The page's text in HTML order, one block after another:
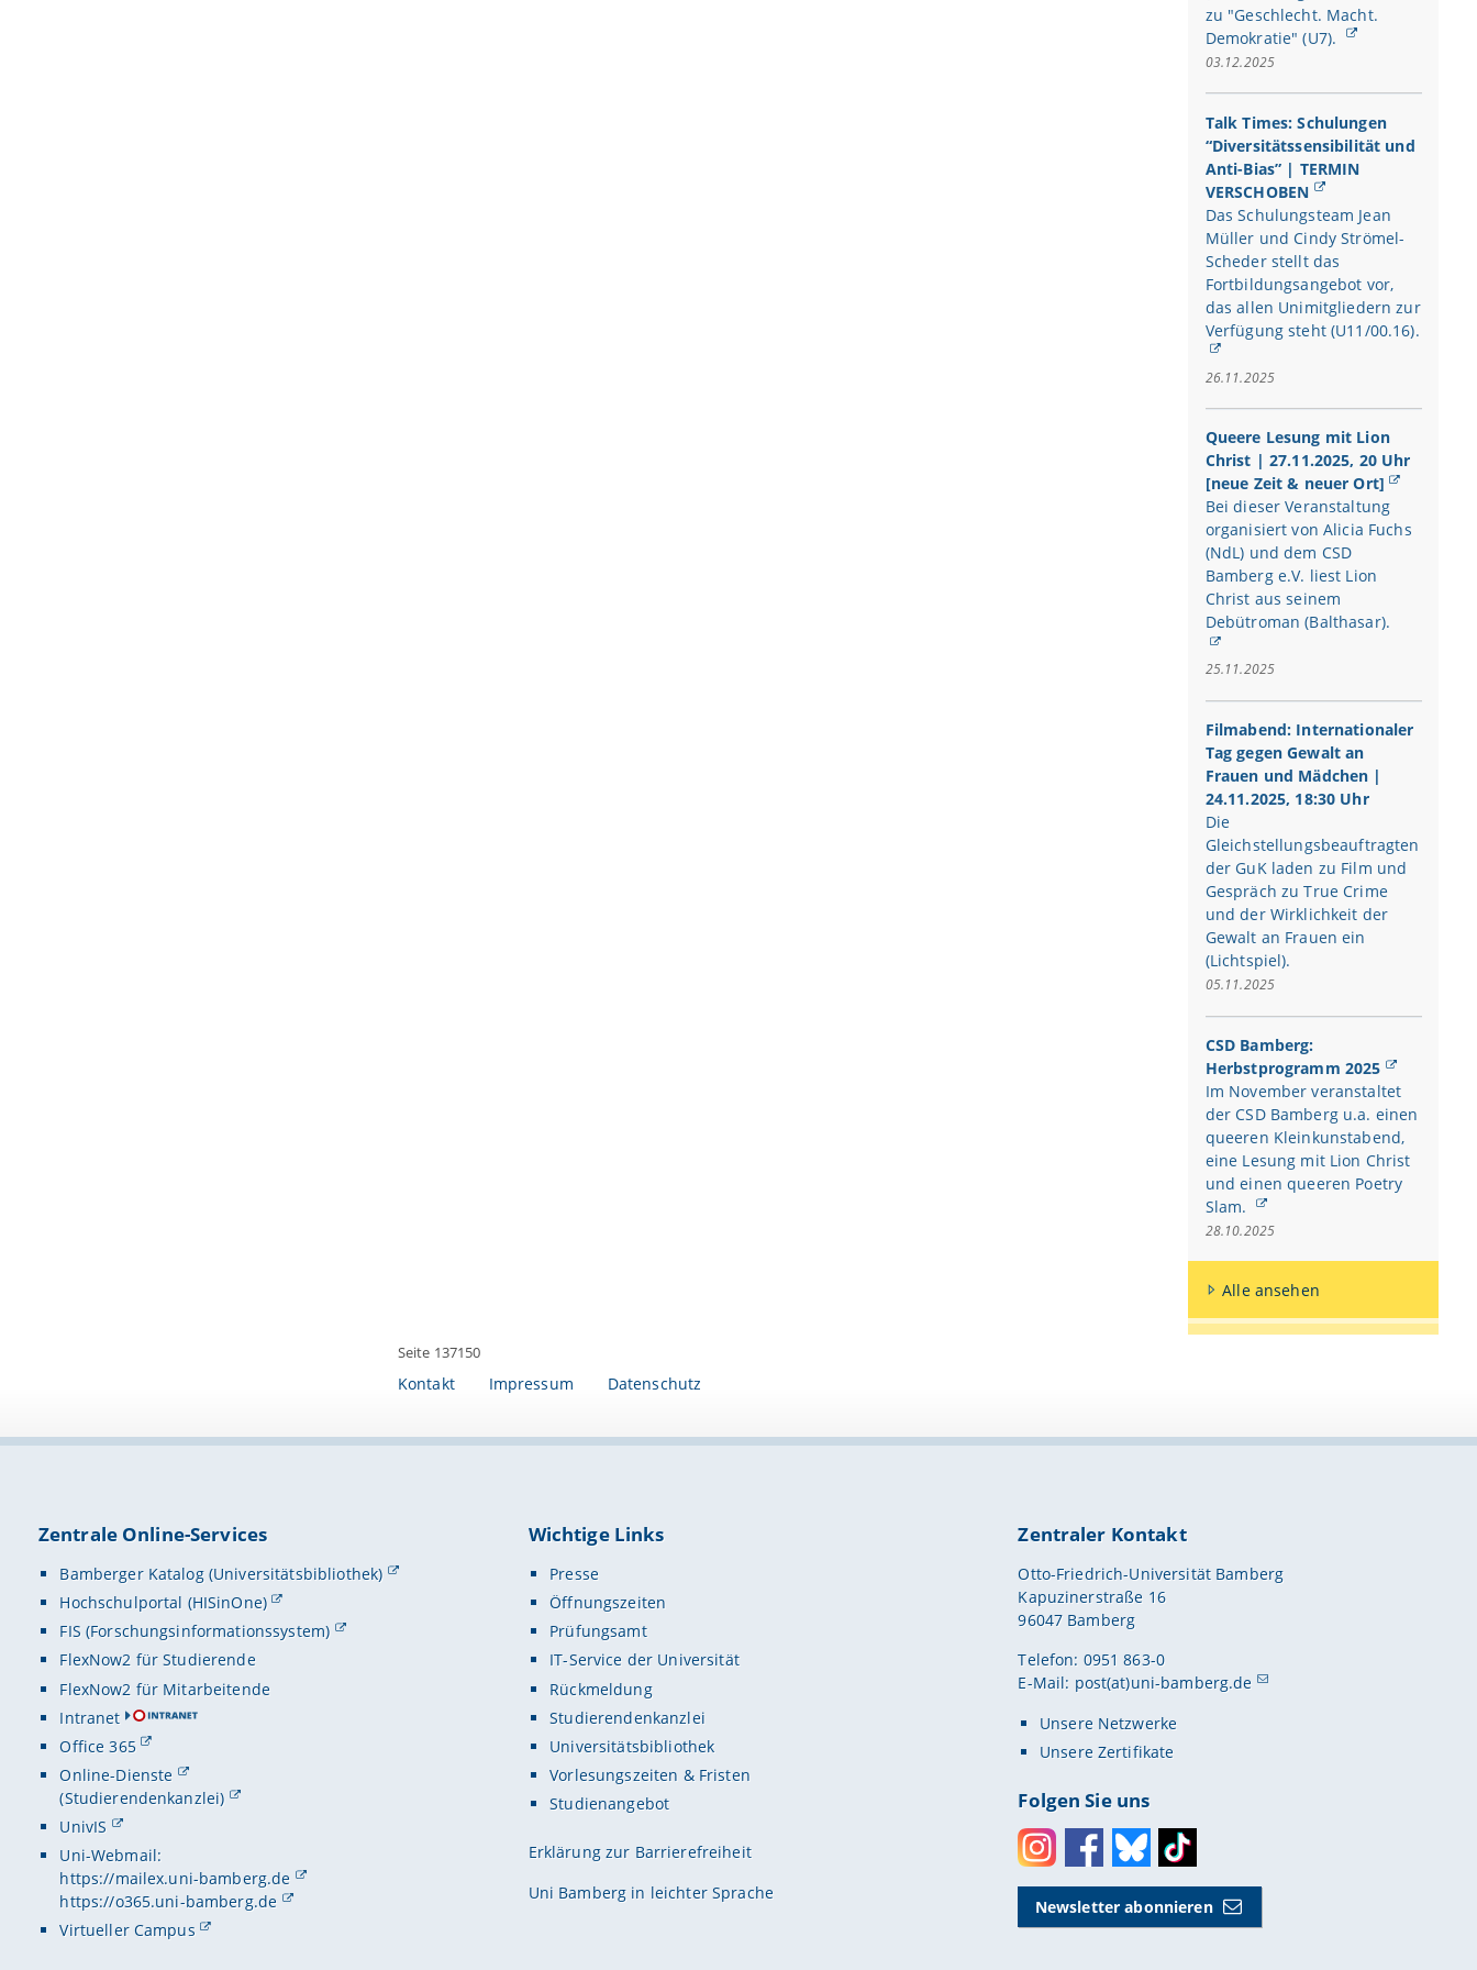
zu "Geschlecht. Macht.
Demokratie" (U7).
03.12.2025
Talk Times: Schulungen
“Diversitätssensibilität und
Anti-Bias” | TERMIN
VERSCHOBEN
Das Schulungsteam Jean
Müller und Cindy Strömel-
Scheder stellt das
Fortbildungsangebot vor,
das allen Unimitgliedern zur
Verfügung steht (U11/00.16).
26.11.2025
Queere Lesung mit Lion
Christ | 27.11.2025, 20 Uhr
[neue Zeit & neuer Ort]
Bei dieser Veranstaltung
organisiert von Alicia Fuchs
(NdL) und dem CSD
Bamberg e.V. liest Lion
Christ aus seinem
Debütroman (Balthasar).
25.11.2025
Filmabend: Internationaler
Tag gegen Gewalt an
Frauen und Mädchen |
24.11.2025, 18:30 Uhr
Die
Gleichstellungsbeauftragten
der GuK laden zu Film und
Gespräch zu True Crime
und der Wirklichkeit der
Gewalt an Frauen ein
(Lichtspiel).
05.11.2025
CSD Bamberg:
Herbstprogramm 2025
Im November veranstaltet
der CSD Bamberg u.a. einen
queeren Kleinkunstabend,
eine Lesung mit Lion Christ
und einen queeren Poetry
Slam.
28.10.2025
Alle ansehen
Seite 137150
Kontakt Impressum Datenschutz
Zentrale Online-Services
Bamberger Katalog (Universitätsbibliothek)
Hochschulportal (HISinOne)
FIS (Forschungsinformationssystem)
FlexNow2 für Studierende
FlexNow2 für Mitarbeitende
Intranet
Office 365
Online-Dienste
(Studierendenkanzlei)
UnivIS
Uni-Webmail:
https://mailex.uni-bamberg.de
https://o365.uni-bamberg.de
Virtueller Campus
Wichtige Links
Presse
Öffnungszeiten
Prüfungsamt
IT-Service der Universität
Rückmeldung
Studierendenkanzlei
Universitätsbibliothek
Vorlesungszeiten & Fristen
Studienangebot
Erklärung zur Barrierefreiheit
Uni Bamberg in leichter Sprache
Zentraler Kontakt
Otto-Friedrich-Universität Bamberg
Kapuzinerstraße 16
96047 Bamberg
Telefon: 0951 863-0
E-Mail: post(at)uni-bamberg.de
Unsere Netzwerke
Unsere Zertifikate
Folgen Sie uns
InstagramFacebookBlueskyToktok
Newsletter abonnieren